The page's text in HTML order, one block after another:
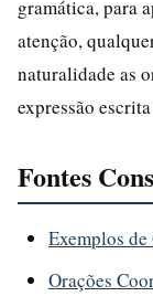
gramática, para
atenção,
naturalidade as
expressão
Fontes
Exemplos
Orações